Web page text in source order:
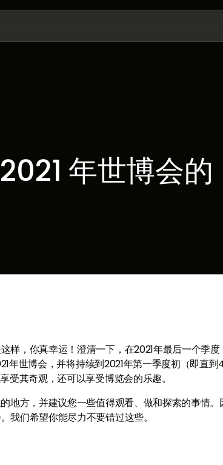
年世博会的
样，你真幸运！澄清一下，在2021年最后一个季度
年世博会，并将持续到2021年第一季度初（即直到
受其奇观，还可以享受博览会的乐趣。
地方，并建议您一些值得观看、做和探索的事情。
我们希望你能尽力不要错过这些。